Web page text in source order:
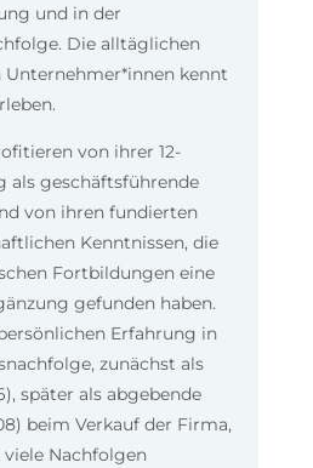
und in der
Die alltäglichen
kennt
von ihrer 12-
als geschäftsführende
von ihren fundierten
Kenntnissen, die
Fortbildungen eine
gefunden haben.
Erfahrung in
zunächst als
später als abgebende
beim Verkauf der Firma,
Nachfolgen